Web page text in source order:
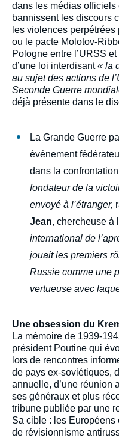
dans les médias
bannissent les discours
les violences perpétrées
ou le pacte Molotov-
Pologne entre l’URSS
d’une loi interdisant« la
au sujet des actions de
Seconde Guerre
déjà présente dans le
La Grande Guerre
événement
dans la
fondateur de la
envoyé à l’étranger,
Jean, chercheuse à
international de
jouait les premiers
Russie comme une
vertueuse avec
Une obsession du
La mémoire de 1939-
président Poutine qui
lors de rencontres
de pays ex-soviétiques,
annuelle, d’une réunion
ses généraux et plus
tribune publiée par une
Sa cible : les Européens
de révisionnisme